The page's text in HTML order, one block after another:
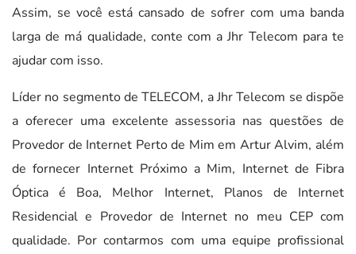
Assim, se você está cansado de sofrer com uma banda
larga de má qualidade, conte com a Jhr Telecom para te
ajudar com isso.
Líder no segmento de TELECOM, a Jhr Telecom se dispõe
a oferecer uma excelente assessoria nas questões de
Provedor de Internet Perto de Mim em Artur Alvim, além
de fornecer Internet Próximo a Mim, Internet de Fibra
Óptica é Boa, Melhor Internet, Planos de Internet
Residencial e Provedor de Internet no meu CEP com
qualidade. Por contarmos com uma equipe profissional